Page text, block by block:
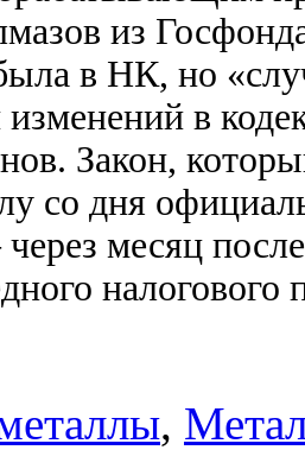
из
в НК, но
изменений в
Закон,
со дня
месяц
налогового
,